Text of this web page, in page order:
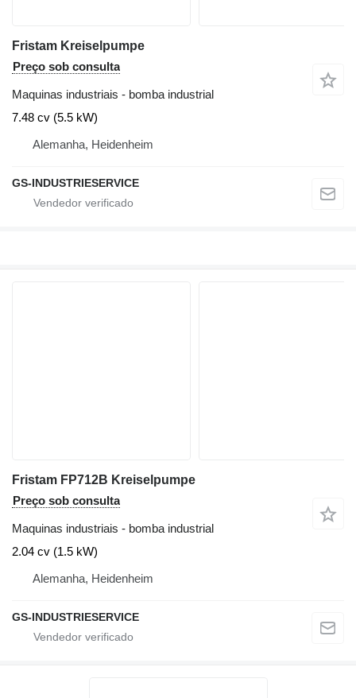
Fristam Kreiselpumpe
Preço sob consulta
Maquinas industriais - bomba industrial
7.48 cv (5.5 kW)
Alemanha, Heidenheim
GS-INDUSTRIESERVICE
Fristam FP712B Kreiselpumpe
Preço sob consulta
Maquinas industriais - bomba industrial
2.04 cv (1.5 kW)
Alemanha, Heidenheim
GS-INDUSTRIESERVICE